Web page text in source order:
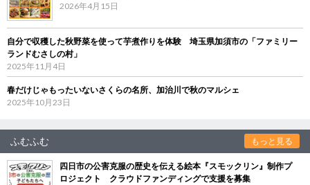
2026年4月15日
自分で収穫した秋野菜を使って芋煮作りを体験 埼玉県加須市の「ファミリー
ランドむさしの村」
2025年11月4日
春だけじゃもったいないさくらの名所、加治川で秋のマルシェ
2025年10月23日
ふむふむ もっと見る
四日市の公害克服の歴史を伝える絵本『スモックリン』制作プ
ロジェクト クラウドファンディングで支援を募集